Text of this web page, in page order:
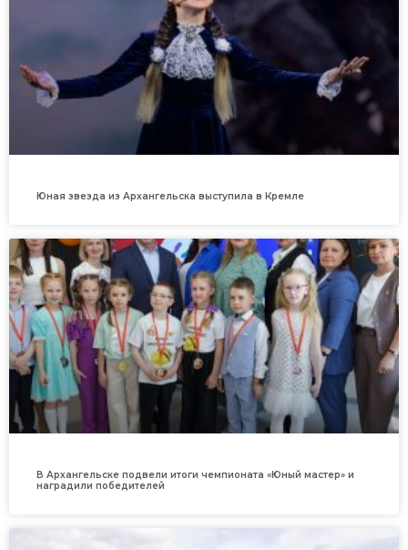
Юная звезда из Архангельска выступила в Кремле
В Архангельске подвели итоги чемпионата «Юный мастер» и
наградили победителей